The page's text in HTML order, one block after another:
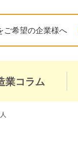
ご希望の企業様へ
業コラム